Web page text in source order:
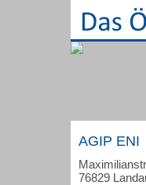
AGIP ENI
76829